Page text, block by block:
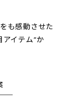
も感動させた
イテム”か